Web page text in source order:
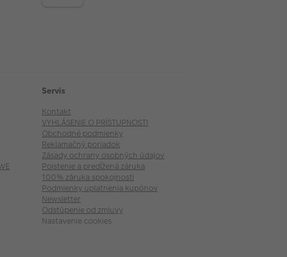
Servis
Kontakt
VYHLÁSENIE O PRÍSTUPNOSTI
Obchodné podmienky
Reklamačný poriadok
Zásady ochrany osobných údajov
Poistenie a predĺžená záruka
100% záruka spokojnosti
Podmienky uplatnenia kupónov
Newsletter
Odstúpenie od zmluvy
Nastavenie cookies